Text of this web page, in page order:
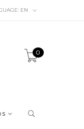
EN
0